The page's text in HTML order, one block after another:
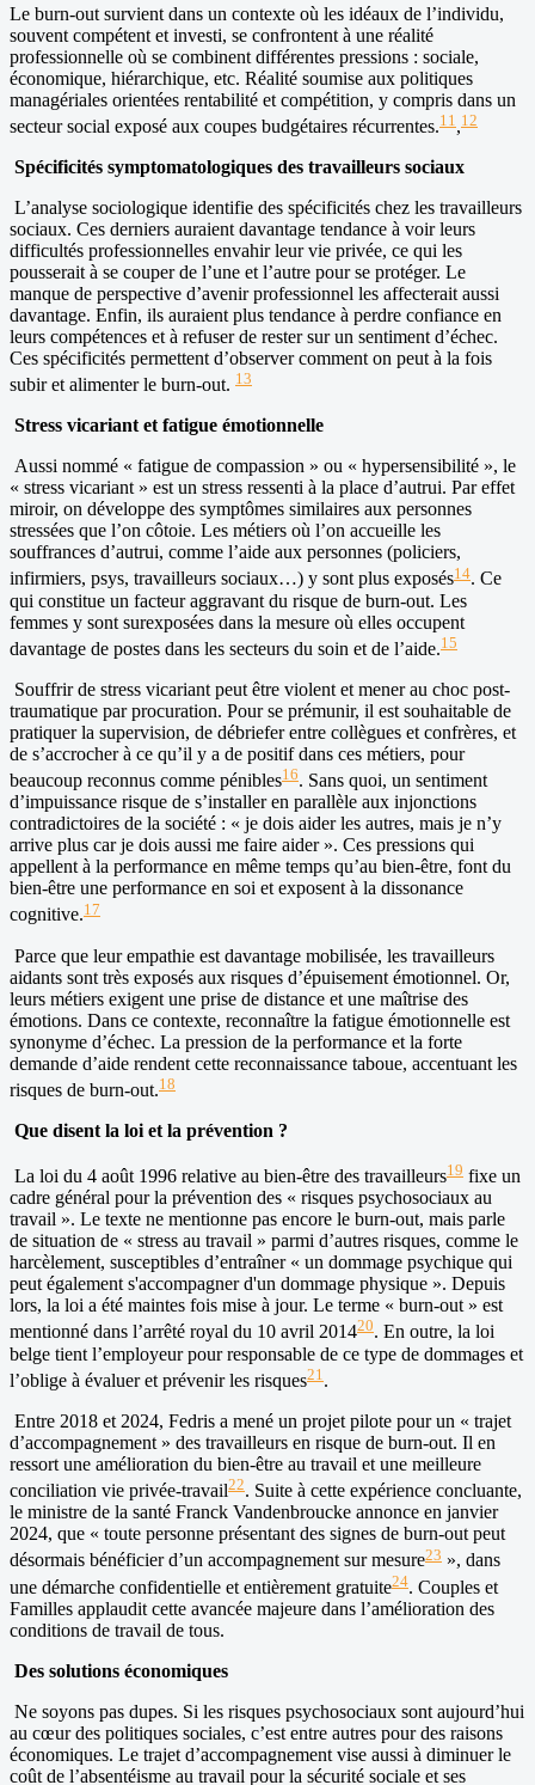
Le burn-out survient dans un contexte où les idéaux de l’individu,
souvent compétent et investi, se confrontent à une réalité
professionnelle où se combinent différentes pressions : sociale,
économique, hiérarchique, etc. Réalité soumise aux politiques
managériales orientées rentabilité et compétition, y compris dans un
secteur social exposé aux coupes budgétaires récurrentes.11 ,12
Spécificités symptomatologiques des travailleurs sociaux
L’analyse sociologique identifie des spécificités chez les travailleurs
sociaux. Ces derniers auraient davantage tendance à voir leurs
difficultés professionnelles envahir leur vie privée, ce qui les
pousserait à se couper de l’une et l’autre pour se protéger. Le
manque de perspective d’avenir professionnel les affecterait aussi
davantage. Enfin, ils auraient plus tendance à perdre confiance en
leurs compétences et à refuser de rester sur un sentiment d’échec.
Ces spécificités permettent d’observer comment on peut à la fois
subir et alimenter le burn-out. 13
Stress vicariant et fatigue émotionnelle
Aussi nommé « fatigue de compassion » ou « hypersensibilité », le
« stress vicariant » est un stress ressenti à la place d’autrui. Par effet
miroir, on développe des symptômes similaires aux personnes
stressées que l’on côtoie. Les métiers où l’on accueille les
souffrances d’autrui, comme l’aide aux personnes (policiers,
infirmiers, psys, travailleurs sociaux…) y sont plus exposés14. Ce
qui constitue un facteur aggravant du risque de burn-out. Les
femmes y sont surexposées dans la mesure où elles occupent
davantage de postes dans les secteurs du soin et de l’aide.15
Souffrir de stress vicariant peut être violent et mener au choc post-
traumatique par procuration. Pour se prémunir, il est souhaitable de
pratiquer la supervision, de débriefer entre collègues et confrères, et
de s’accrocher à ce qu’il y a de positif dans ces métiers, pour
beaucoup reconnus comme pénibles16. Sans quoi, un sentiment
d’impuissance risque de s’installer en parallèle aux injonctions
contradictoires de la société : « je dois aider les autres, mais je n’y
arrive plus car je dois aussi me faire aider ». Ces pressions qui
appellent à la performance en même temps qu’au bien-être, font du
bien-être une performance en soi et exposent à la dissonance
cognitive.17
Parce que leur empathie est davantage mobilisée, les travailleurs
aidants sont très exposés aux risques d’épuisement émotionnel. Or,
leurs métiers exigent une prise de distance et une maîtrise des
émotions. Dans ce contexte, reconnaître la fatigue émotionnelle est
synonyme d’échec. La pression de la performance et la forte
demande d’aide rendent cette reconnaissance taboue, accentuant les
risques de burn-out.18
Que disent la loi et la prévention ?
La loi du 4 août 1996 relative au bien-être des travailleurs19 fixe un
cadre général pour la prévention des « risques psychosociaux au
travail ». Le texte ne mentionne pas encore le burn-out, mais parle
de situation de « stress au travail » parmi d’autres risques, comme le
harcèlement, susceptibles d’entraîner « un dommage psychique qui
peut également s'accompagner d'un dommage physique ». Depuis
lors, la loi a été maintes fois mise à jour. Le terme « burn-out » est
mentionné dans l’arrêté royal du 10 avril 201420. En outre, la loi
belge tient l’employeur pour responsable de ce type de dommages et
l’oblige à évaluer et prévenir les risques21 .
Entre 2018 et 2024, Fedris a mené un projet pilote pour un « trajet
d’accompagnement » des travailleurs en risque de burn-out. Il en
ressort une amélioration du bien-être au travail et une meilleure
conciliation vie privée-travail22. Suite à cette expérience concluante,
le ministre de la santé Franck Vandenbroucke annonce en janvier
2024, que « toute personne présentant des signes de burn-out peut
désormais bénéficier d’un accompagnement sur mesure23 », dans
une démarche confidentielle et entièrement gratuite24. Couples et
Familles applaudit cette avancée majeure dans l’amélioration des
conditions de travail de tous.
Des solutions économiques
Ne soyons pas dupes. Si les risques psychosociaux sont aujourd’hui
au cœur des politiques sociales, c’est entre autres pour des raisons
économiques. Le trajet d’accompagnement vise aussi à diminuer le
coût de l’absentéisme au travail pour la sécurité sociale et ses